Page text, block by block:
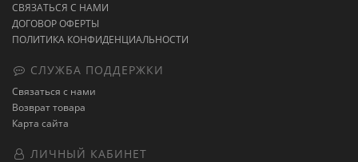
СВЯЗАТЬСЯ С НАМИ
ДОГОВОР ОФЕРТЫ
ПОЛИТИКА КОНФИДЕНЦИАЛЬНОСТИ
СЛУЖБА ПОДДЕРЖКИ
Связаться с нами
Возврат товара
Карта сайта
ЛИЧНЫЙ КАБИНЕТ